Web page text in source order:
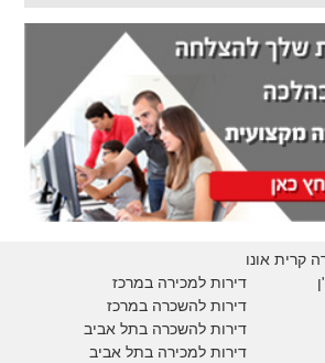
קרית אונו
דירות למכירה במרכז
דירות להשכרה במרכז
דירות להשכרה בתל אביב
דירות למכירה בתל אביב